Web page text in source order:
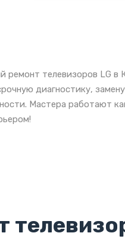
ремонт телевизоров LG
диагностику,
Мастера работают